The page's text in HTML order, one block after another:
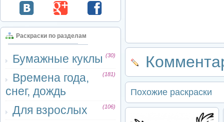
Раскраски по разделам
Бумажные куклы (30)
Времена года,
снег, дождь
(181)
Для взрослых (106)
Похожие раскраски